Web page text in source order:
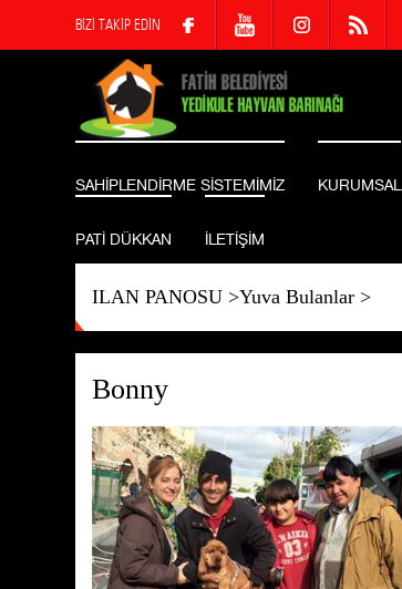
BİZİ TAKİP EDİN
SAHİPLENDİRME SİSTEMİMİZ KURUMSAL
PATİ DÜKKAN İLETİŞİM
ILAN PANOSU>Yuva Bulanlar>
Bonny